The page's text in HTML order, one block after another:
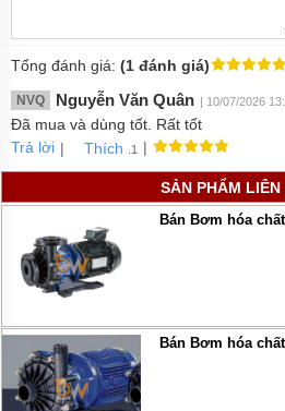
Tổng đánh giá: (1 đánh giá)
NVQ Nguyễn Văn Quân | 10/07/2026
Đã mua và dùng tốt. Rất tốt
Trả lời | Thích .1 |
SẢN PHẨM LIÊN
Bán Bơm hóa
Bán Bơm hóa